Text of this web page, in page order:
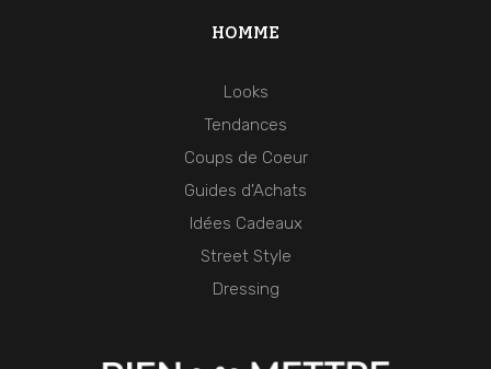
HOMME
Looks
Tendances
Coups de Coeur
Guides d'Achats
Idées Cadeaux
Street Style
Dressing